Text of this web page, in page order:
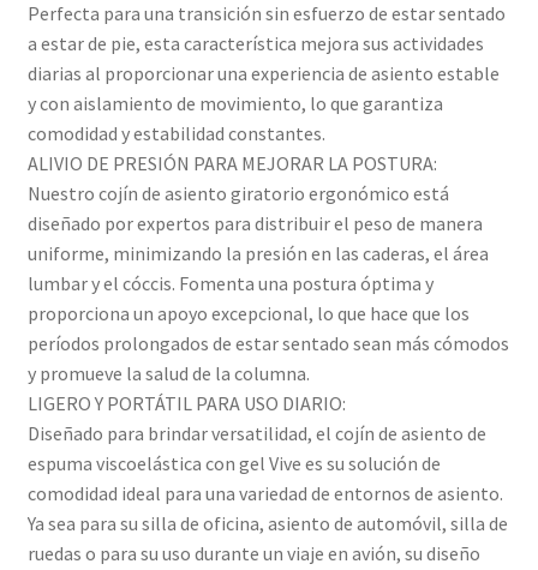
Perfecta para una transición sin esfuerzo de estar sentado
a estar de pie, esta característica mejora sus actividades
diarias al proporcionar una experiencia de asiento estable
y con aislamiento de movimiento, lo que garantiza
comodidad y estabilidad constantes.
ALIVIO DE PRESIÓN PARA MEJORAR LA POSTURA:
Nuestro cojín de asiento giratorio ergonómico está
diseñado por expertos para distribuir el peso de manera
uniforme, minimizando la presión en las caderas, el área
lumbar y el cóccis. Fomenta una postura óptima y
proporciona un apoyo excepcional, lo que hace que los
períodos prolongados de estar sentado sean más cómodos
y promueve la salud de la columna.
LIGERO Y PORTÁTIL PARA USO DIARIO:
Diseñado para brindar versatilidad, el cojín de asiento de
espuma viscoelástica con gel Vive es su solución de
comodidad ideal para una variedad de entornos de asiento.
Ya sea para su silla de oficina, asiento de automóvil, silla de
ruedas o para su uso durante un viaje en avión, su diseño